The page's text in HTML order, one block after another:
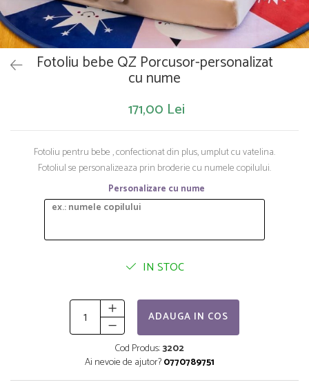
Papusi si accesorii
Trotinete
Trenulete si masinute
Unelte si bancuri de lucru
Fotoliu bebe QZ Porcusor-personalizat
cu nume
171,00 Lei
Fotoliu pentru bebe , confectionat din plus, umplut cu vatelina.
Fotoliul se personalizeaza prin broderie cu numele copilului.
Personalizare cu nume
IN STOC
ADAUGA IN COS
Cod Produs:3202
Ai nevoie de ajutor?0770789751